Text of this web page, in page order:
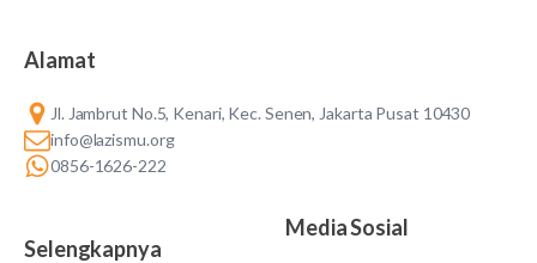
Alamat
Jl. Jambrut No.5, Kenari, Kec. Senen, Jakarta Pusat 10430
info@lazismu.org
0856-1626-222
Selengkapnya
Media Sosial